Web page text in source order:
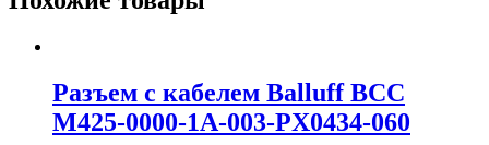
Разъем с кабелем Balluff BCC
M425-0000-1A-003-PX0434-060